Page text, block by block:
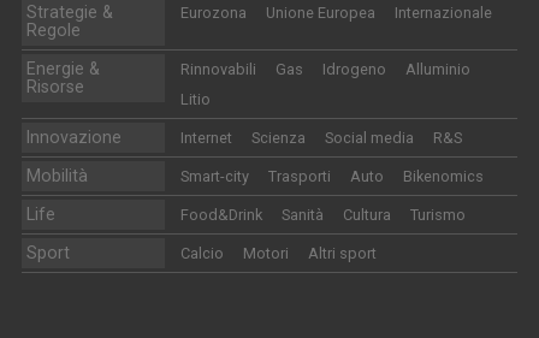
Strategie &
Regole
Eurozona Unione Europea Internazionale
Energie &
Risorse
Rinnovabili Gas Idrogeno
Alluminio
Litio
Innovazione Internet Scienza Social media R&S
Mobilità Smart-city Trasporti Auto Bikenomics
Life Food&Drink Sanità Cultura Turismo
Sport Calcio Motori Altri sport